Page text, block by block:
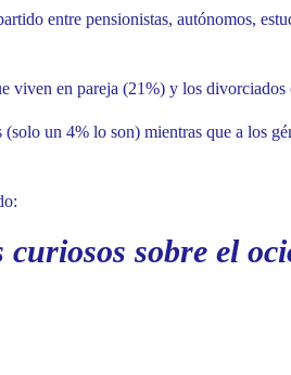
entre pensionistas, autónomos,
viven en pareja (21%) y los divorciados
un 4% lo son) mientras que a los
sobre el